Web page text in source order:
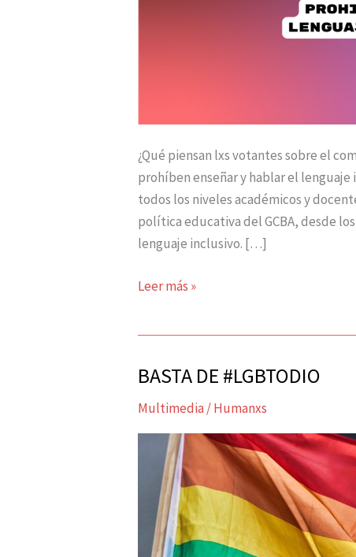
¿Qué piensan lxs votantes sobre el
prohíben enseñar y hablar el
todos los niveles académicos y
política educativa del GCBA, desde
lenguaje inclusivo. […]
Leer más »
BASTA DE #LGBTODIO
Multimedia /Humanxs
BASTA
#LGBTODIO